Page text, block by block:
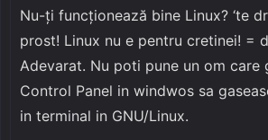
Nu-ți funcționează bine Linux? ‘te
prost! Linux nu e pentru cretinei! =
Adevarat. Nu poti pune un om care
Control Panel in windwos sa
in terminal in GNU/Linux.